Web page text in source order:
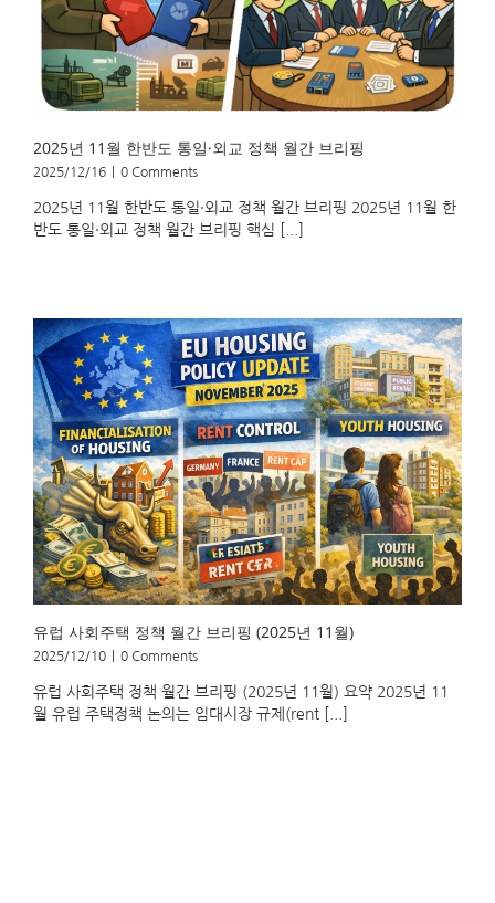
2025년 11월 한반도 통일·외교 정책 월간 브리핑
2025/12/16 0 Comments
2025년 11월 한반도 통일·외교 정책 월간 브리핑 2025년 11월 한
반도 통일·외교 정책 월간 브리핑 핵심 [...]
유럽 사회주택 정책 월간 브리핑 (2025년 11월)
2025/12/10 0 Comments
유럽 사회주택 정책 월간 브리핑 (2025년 11월) 요약 2025년 11
월 유럽 주택정책 논의는 임대시장 규제(rent [...]